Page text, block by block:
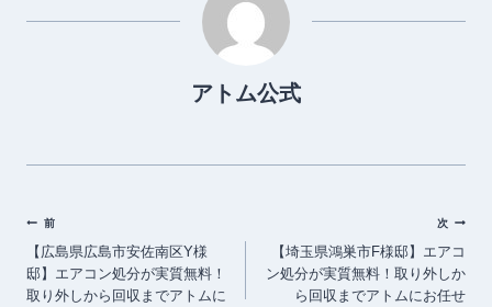
アトム公式
投
稿
ナ
前
【広島県広島市安佐南区Y様
邸】エアコン処分が実質無料！
取り外しから回収までアトムに
次
【埼玉県鴻巣市F様邸】エアコ
ン処分が実質無料！取り外しか
ら回収までアトムにお任せ